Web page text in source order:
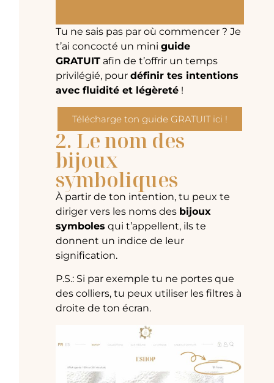
Tu ne sais pas par où commencer ? Je
t’ai concocté un miniguide
GRATUIT afin de t’offrir un temps
privilégié, pourdéfinir tes intentions
avec fluidité et légèreté !
Télécharge ton guide GRATUIT ici !
2. Le nom des
bijoux
symboliques
À partir de ton intention, tu peux te
diriger vers les noms des bijoux
symboles qui t’appellent, ils te
donnent un indice de leur
signification.
P.S.: Si par exemple tu ne portes que
des colliers, tu peux utiliser les filtres à
droite de ton écran.